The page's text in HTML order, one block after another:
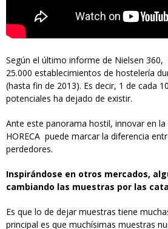
Según el último informe de Nielsen 360,
25.000 establecimientos de hostelería
(hasta fin de 2013). Es decir, 1 de cada
potenciales ha dejado de existir.
Ante este panorama hostil, innovar en
HORECA puede marcar la diferencia
perdedores.
Inspirándose en otros mercados,
cambiando las muestras por las
Es que lo de dejar muestras tiene
principal es que muchísimas muestras